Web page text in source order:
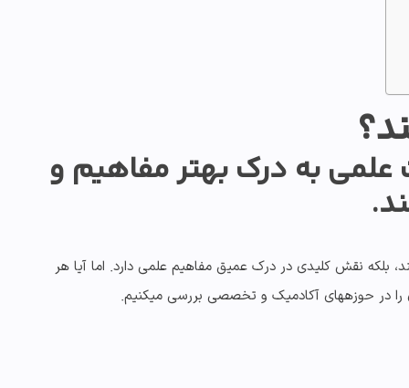
علمی به درک بهتر مفاهیم و
بلکه نقش کلیدی در درک عمیق مفاهیم علمی دارد. اما آیا هر
را در حوزههای آکادمیک و تخصصی بررسی میکنیم.